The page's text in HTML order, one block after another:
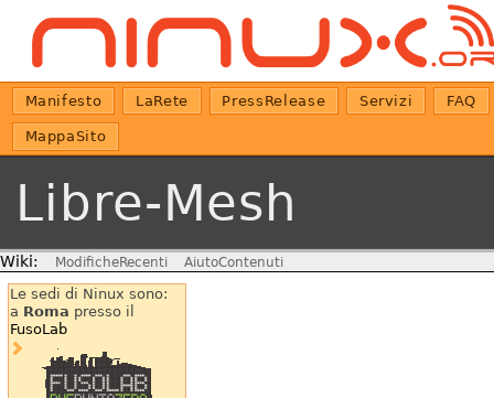
Manifesto LaRete PressRelease Servizi FAQ
MappaSito
Libre-Mesh
Wiki: ModificheRecenti AiutoContenuti
Le sedi di Ninux sono:
a Roma presso il
FusoLab